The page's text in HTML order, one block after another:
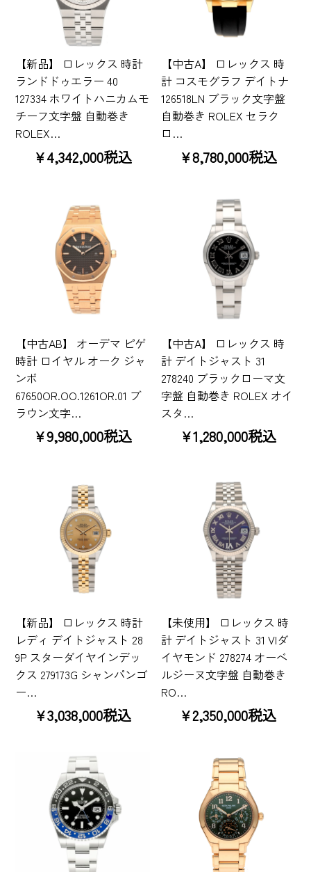
【新品】 ロレックス 時計
ランドドゥエラー 40
127334 ホワイトハニカムモ
チーフ文字盤 自動巻き
ROLEX…
¥4,342,000税込
【中古A】 ロレックス 時
計 コスモグラフ デイトナ
126518LN ブラック文字盤
自動巻き ROLEX セラク
ロ…
¥8,780,000税込
【中古AB】 オーデマ ピゲ
時計 ロイヤル オーク ジャ
ンボ
67650OR.OO.1261OR.01 ブ
ラウン文字…
¥9,980,000税込
【中古A】 ロレックス 時
計 デイトジャスト 31
278240 ブラックローマ文
字盤 自動巻き ROLEX オイ
スタ…
¥1,280,000税込
【新品】 ロレックス 時計
レディ デイトジャスト 28
9P スターダイヤインデッ
クス 279173G シャンパンゴ
ー…
¥3,038,000税込
【未使用】 ロレックス 時
計 デイトジャスト 31 VIダ
イヤモンド 278274 オーベ
ルジーヌ文字盤 自動巻き
RO…
¥2,350,000税込